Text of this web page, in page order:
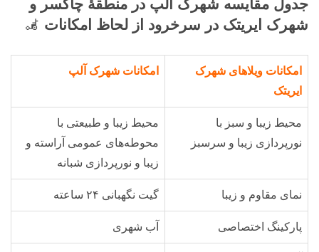
جدول مقایسه شهرک آلپ در منطقۀ چاکسر و
شهرک ایریتک در سرخرود از لحاظ امکانات 🦼
امکانات ویلاهای شهرک
ایریتک
امکانات شهرک آلپ
محیط زیبا و سبز با
نورپردازی زیبا و سرسبز
محیط زیبا و طبیعتی با
محوطه‌های عمومی آراسته و
زیبا و نورپردازی شبانه
نمای مقاوم و زیبا گیت نگهبانی ۲۴ ساعته
پارکینگ اختصاصی آب شهری